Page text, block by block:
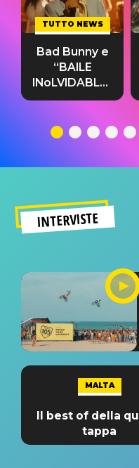
TUTTO NEWS
Bad Bunny e
“BAILE
INoLVIDABLE”:
testo,
significato
INTERVISTE
MALTA
Il best of della
tappa